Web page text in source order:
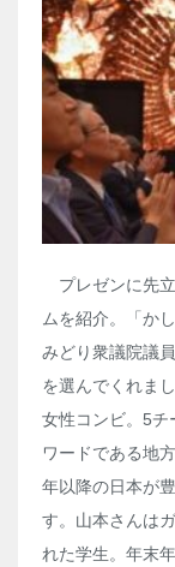
プレゼンに先
ムを紹介。「か
みどり衆議院議
を選んでくれま
女性コンビ。5チ
ワードである地
年以降の日本が
す。山本さんは
れた学生。年末